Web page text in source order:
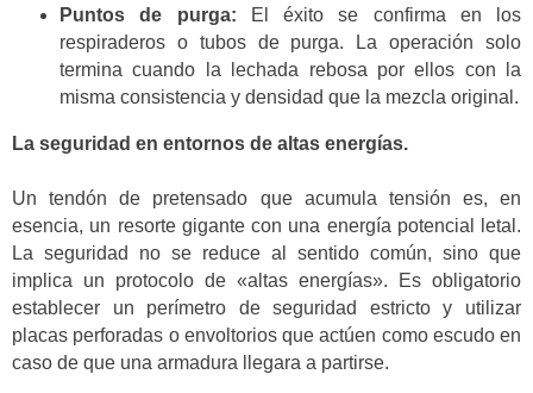
Puntos de purga: El éxito se confirma en los
respiraderos o tubos de purga. La operación solo
termina cuando la lechada rebosa por ellos con la
misma consistencia y densidad que la mezcla original.
La seguridad en entornos de altas energías.
Un tendón de pretensado que acumula tensión es, en
esencia, un resorte gigante con una energía potencial letal.
La seguridad no se reduce al sentido común, sino que
implica un protocolo de «altas energías». Es obligatorio
establecer un perímetro de seguridad estricto y utilizar
placas perforadas o envoltorios que actúen como escudo en
caso de que una armadura llegara a partirse.